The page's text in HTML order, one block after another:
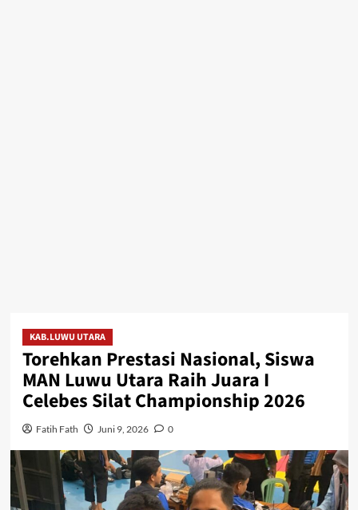
KAB.LUWU UTARA
Torehkan Prestasi Nasional, Siswa
MAN Luwu Utara Raih Juara I
Celebes Silat Championship 2026
Fatih Fath Juni 9, 2026 0